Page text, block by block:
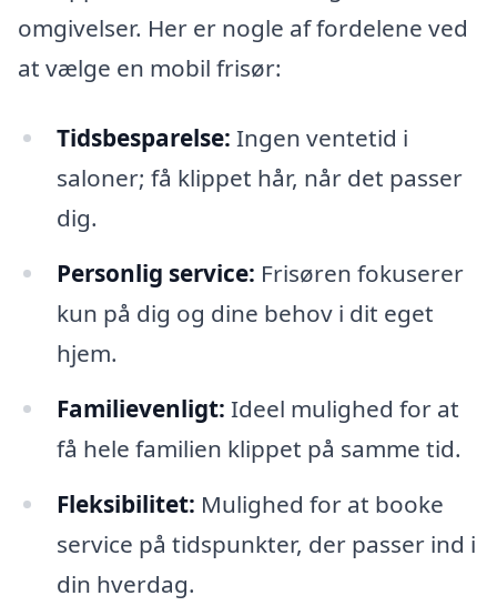
omgivelser. Her er nogle af fordelene ved
at vælge en mobil frisør:
Tidsbesparelse: Ingen ventetid i
saloner; få klippet hår, når det passer
dig.
Personlig service: Frisøren fokuserer
kun på dig og dine behov i dit eget
hjem.
Familievenligt: Ideel mulighed for at
få hele familien klippet på samme tid.
Fleksibilitet: Mulighed for at booke
service på tidspunkter, der passer ind i
din hverdag.